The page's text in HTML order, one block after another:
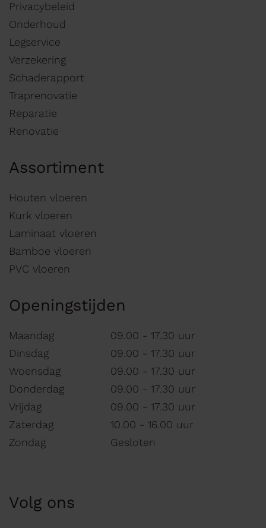
Privacybeleid
Onderhoud
Legservice
Verzekering
Schaderapport
Traprenovatie
Reparatie
Renovatie
Assortiment
Houten vloeren
Kurk vloeren
Laminaat vloeren
Bamboe vloeren
PVC vloeren
Openingstijden
Maandag
09.00 - 17.30 uur
Dinsdag
09.00 - 17.30 uur
Woensdag
09.00 - 17.30 uur
Donderdag
09.00 - 17.30 uur
Vrijdag
09.00 - 17.30 uur
Zaterdag
10.00 - 16.00 uur
Zondag
Gesloten
Volg ons